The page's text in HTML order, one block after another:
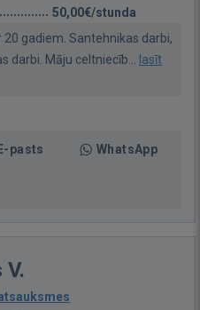
50,00€/stunda
gadiem. Santehnikas darbi,
darbi. Māju celtniecīb... lasīt
pasts WhatsApp